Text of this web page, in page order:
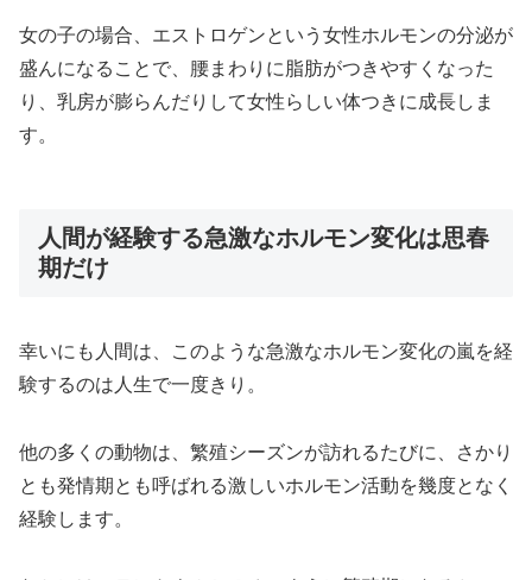
女の子の場合、エストロゲンという女性ホルモンの分泌が
盛んになることで、腰まわりに脂肪がつきやすくなった
り、乳房が膨らんだりして女性らしい体つきに成長しま
す。
人間が経験する急激なホルモン変化は思春
期だけ
幸いにも人間は、このような急激なホルモン変化の嵐を経
験するのは人生で一度きり。
他の多くの動物は、繁殖シーズンが訪れるたびに、さかり
とも発情期とも呼ばれる激しいホルモン活動を幾度となく
経験します。